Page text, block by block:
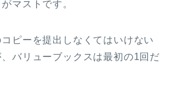
マストです。
ピーを提出しなくてはいけない
バリューブックスは最初の1回だ